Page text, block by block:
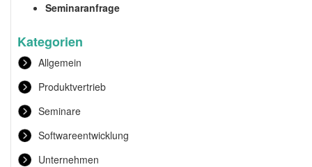
Seminaranfrage
Kategorien
Allgemein
Produktvertrieb
Seminare
Softwareentwicklung
Unternehmen